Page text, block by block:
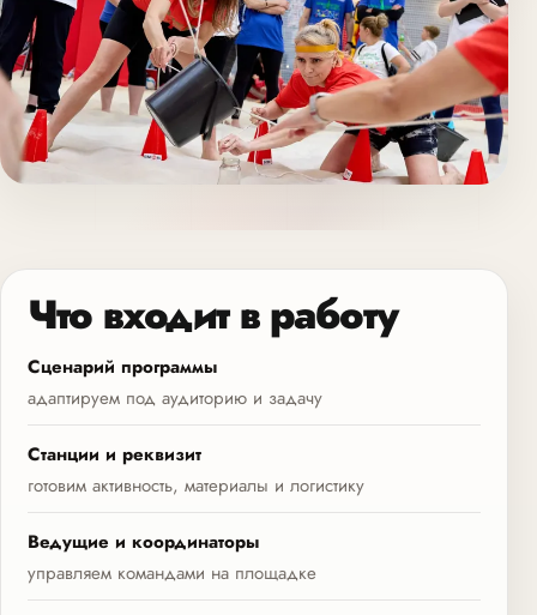
Что входит в работу
Сценарий программы
адаптируем под аудиторию и задачу
Станции и реквизит
готовим активность, материалы и логистику
Ведущие и координаторы
управляем командами на площадке